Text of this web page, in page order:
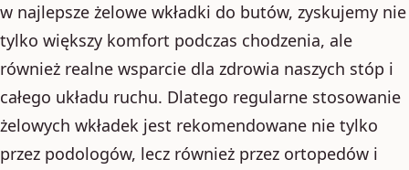
w najlepsze żelowe wkładki do butów, zyskujemy nie
tylko większy komfort podczas chodzenia, ale
również realne wsparcie dla zdrowia naszych stóp i
całego układu ruchu. Dlatego regularne stosowanie
żelowych wkładek jest rekomendowane nie tylko
przez podologów, lecz również przez ortopedów i